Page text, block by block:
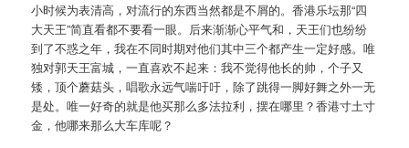
小时候为表清高，对流行的东西当然都是不屑的。香港乐坛那“四
大天王”简直看都不要看一眼。后来渐渐心平气和，天王们也纷纷
到了不惑之年，我在不同时期对他们其中三个都产生一定好感。唯
独对郭天王富城，一直喜欢不起来：我不觉得他长的帅，个子又
矮，顶个蘑菇头，唱歌永远气喘吁吁，除了跳得一脚好舞之外一无
是处。唯一好奇的就是他买那么多法拉利，摆在哪里？香港寸土寸
金，他哪来那么大车库呢？